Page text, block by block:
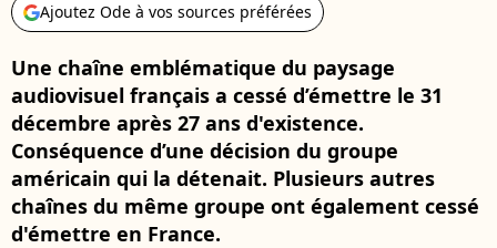
Ajoutez Ode à vos sources préférées
Une chaîne emblématique du paysage
audiovisuel français a cessé d’émettre le 31
décembre après 27 ans d'existence.
Conséquence d’une décision du groupe
américain qui la détenait. Plusieurs autres
chaînes du même groupe ont également cessé
d'émettre en France.